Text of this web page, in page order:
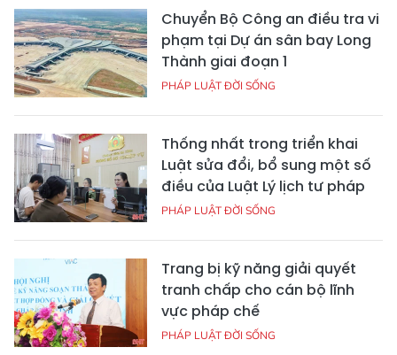
Chuyển Bộ Công an điều tra vi
phạm tại Dự án sân bay Long
Thành giai đoạn 1
PHÁP LUẬT ĐỜI SỐNG
Thống nhất trong triển khai
Luật sửa đổi, bổ sung một số
điều của Luật Lý lịch tư pháp
PHÁP LUẬT ĐỜI SỐNG
Trang bị kỹ năng giải quyết
tranh chấp cho cán bộ lĩnh
vực pháp chế
PHÁP LUẬT ĐỜI SỐNG